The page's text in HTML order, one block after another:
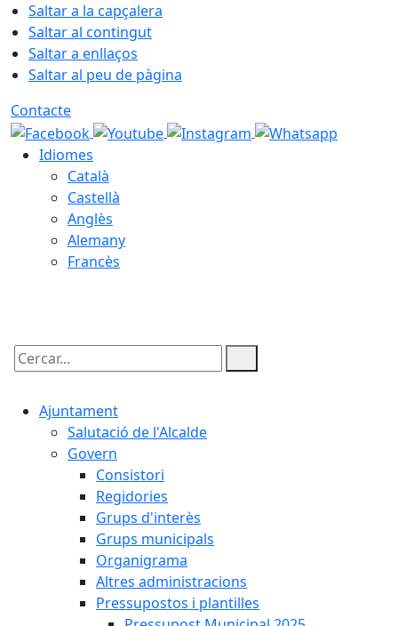
Saltar a la capçalera
Saltar al contingut
Saltar a enllaços
Saltar al peu de pàgina
Contacte
Idiomes
Català
Castellà
Anglès
Alemany
Francès
Cercar:
Ajuntament
Salutació de l'Alcalde
Govern
Consistori
Regidories
Grups d'interès
Grups municipals
Organigrama
Altres administracions
Pressupostos i plantilles